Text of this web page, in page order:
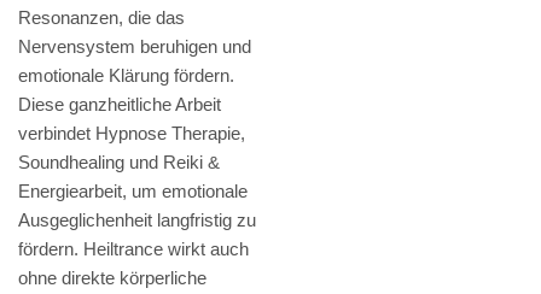
Resonanzen, die das
Nervensystem beruhigen und
emotionale Klärung fördern.
Diese ganzheitliche Arbeit
verbindet Hypnose Therapie,
Soundhealing und Reiki &
Energiearbeit, um emotionale
Ausgeglichenheit langfristig zu
fördern. Heiltrance wirkt auch
ohne direkte körperliche